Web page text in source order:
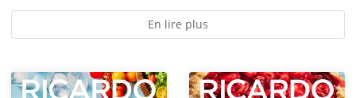
En lire plus